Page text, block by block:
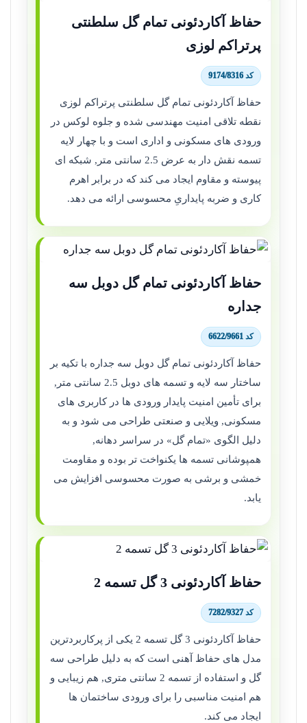
حفاظ آکاردئونی تمام گل سلطنتی
پرتراکم لوزی
کد 9174/8316
حفاظ آکاردئونی تمام گل سلطنتی پرتراکم لوزی
نقطه تلاقی امنیت مهندسی شده و جلوه لوکس در
ورودی های مسکونی و اداری است و با چهار لایه
تسمه نقش دار به عرض 2.5 سانتی متر, شبکه ای
پیوسته و مقاوم ایجاد می کند که در برابر اهرم
کاری و ضربه پایداریِ محسوسی ارائه می دهد.
حفاظ آکاردئونی تمام گل دوبل سه
جداره
کد 6622/9661
حفاظ آکاردئونی تمام گل دوبل سه جداره با تکیه بر
ساختار سه لایه و تسمه های دوبل 2.5 سانتی متر,
برای تأمین امنیت پایدار ورودی ها در کاربری های
مسکونی, ویلایی و صنعتی طراحی می شود و به
دلیل الگوی «تمام گل» در سراسر دهانه,
همپوشانی تسمه ها یکنواخت تر بوده و مقاومت
خمشی و برشی به صورت محسوسی افزایش می
یابد.
حفاظ آکاردئونی 3 گل تسمه 2
کد 7282/9327
حفاظ آکاردئونی 3 گل تسمه 2 یکی از پرکاربردترین
مدل های حفاظ آهنی است که به دلیل طراحی سه
گل و استفاده از تسمه 2 سانتی متری, هم زیبایی و
هم امنیت مناسبی را برای ورودی ساختمان ها
ایجاد می کند.